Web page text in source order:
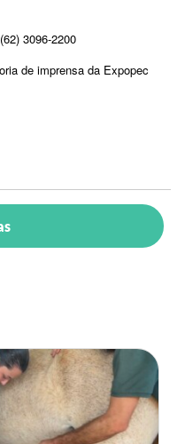
3096-2200
de imprensa da Expopec